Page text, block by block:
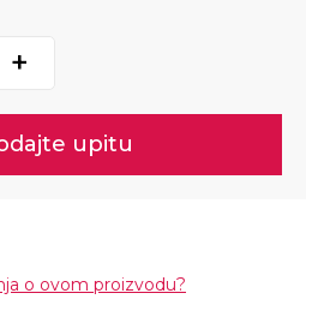
+
upitu
o ovom proizvodu?